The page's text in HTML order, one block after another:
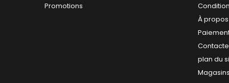
Promotions
À propos
plan du
Magasins